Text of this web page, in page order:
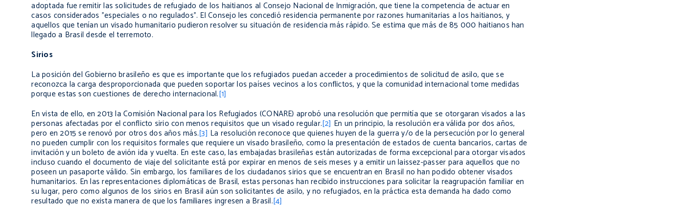
adoptada fue remitir las solicitudes de refugiado de los haitianos al Consejo Nacional de Inmigración, que tiene la competencia de actuar en
casos considerados "especiales o no regulados". El Consejo les concedió residencia permanente por razones humanitarias a los haitianos, y
aquellos que tenían un visado humanitario pudieron resolver su situación de residencia más rápido. Se estima que más de 85 000 haitianos han
llegado a Brasil desde el terremoto.
Sirios
La posición del Gobierno brasileño es que es importante que los refugiados puedan acceder a procedimientos de solicitud de asilo, que se
reconozca la carga desproporcionada que pueden soportar los países vecinos a los conflictos, y que la comunidad internacional tome medidas
porque estas son cuestiones de derecho internacional.[1]
En vista de ello, en 2013 la Comisión Nacional para los Refugiados (CONARE) aprobó una resolución que permitía que se otorgaran visados a las
personas afectadas por el conflicto sirio con menos requisitos que un visado regular.[2] En un principio, la resolución era válida por dos años,
pero en 2015 se renovó por otros dos años más.[3] La resolución reconoce que quienes huyen de la guerra y/o de la persecución por lo general
no pueden cumplir con los requisitos formales que requiere un visado brasileño, como la presentación de estados de cuenta bancarios, cartas de
invitación y un boleto de avión ida y vuelta. En este caso, las embajadas brasileñas están autorizadas de forma excepcional para otorgar visados
incluso cuando el documento de viaje del solicitante está por expirar en menos de seis meses y a emitir unlaissez-passer para aquellos que no
poseen un pasaporte válido. Sin embargo, los familiares de los ciudadanos sirios que se encuentran en Brasil no han podido obtener visados
humanitarios. En las representaciones diplomáticas de Brasil, estas personas han recibido instrucciones para solicitar la reagrupación familiar en
su lugar, pero como algunos de los sirios en Brasil aún son solicitantes de asilo, y no refugiados, en la práctica esta demanda ha dado como
resultado que no exista manera de que los familiares ingresen a Brasil.[4]